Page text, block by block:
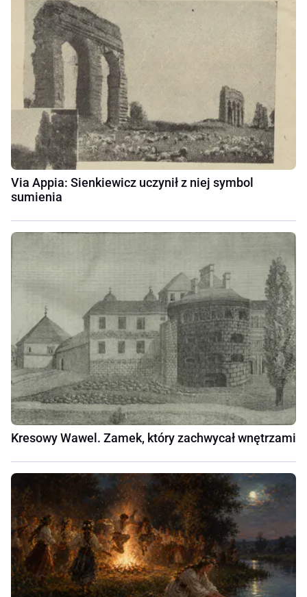
Via Appia: Sienkiewicz uczynił z niej symbol
sumienia
Kresowy Wawel. Zamek, który zachwycał wnętrzami